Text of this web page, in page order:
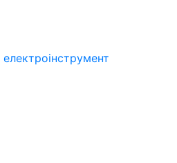
електроінструмент